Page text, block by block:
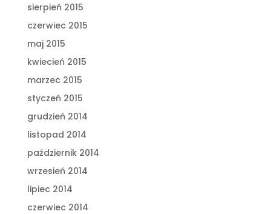
sierpień 2015
czerwiec 2015
maj 2015
kwiecień 2015
marzec 2015
styczeń 2015
grudzień 2014
listopad 2014
październik 2014
wrzesień 2014
lipiec 2014
czerwiec 2014